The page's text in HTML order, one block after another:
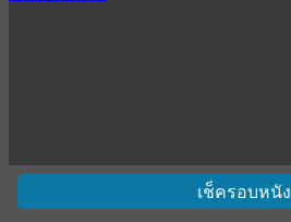
เช็ครอบหนัง